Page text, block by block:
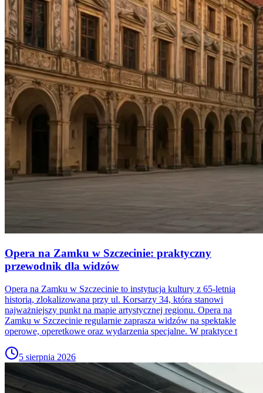
Opera na Zamku w Szczecinie: praktyczny
przewodnik dla widzów
Opera na Zamku w Szczecinie to instytucja kultury z 65-letnią
historią, zlokalizowana przy ul. Korsarzy 34, która stanowi
najważniejszy punkt na mapie artystycznej regionu. Opera na
Zamku w Szczecinie regularnie zaprasza widzów na spektakle
operowe, operetkowe oraz wydarzenia specjalne. W praktyce t
5 sierpnia 2026